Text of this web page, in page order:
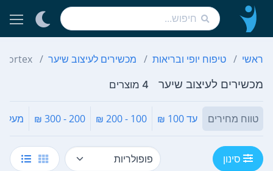
ראשי טיפוח יופי ובריאות מכשירים לעיצוב שיער Cortex
מכשירים לעיצוב שיער 4 מוצרים
טווח מחירים עד 100 ₪ 100 - 200 ₪
200 - 300 ₪ מעל 300 ₪
סינון